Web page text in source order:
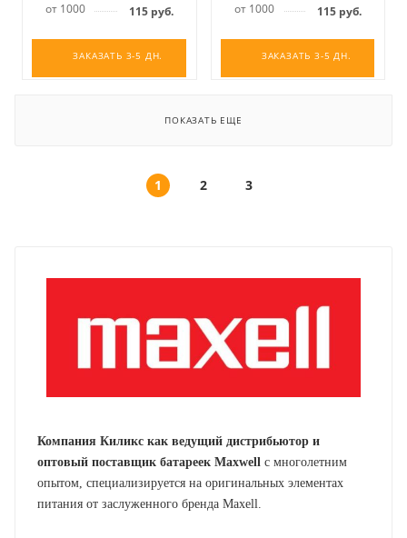
от 1000
115руб.
ЗАКАЗАТЬ 3-5 ДН.
от 1000
115 руб.
ЗАКАЗАТЬ 3-5 ДН.
ПОКАЗАТЬ ЕЩЕ
1 2 3
Компания Киликс как ведущий дистрибьютор и
оптовый поставщик батареек Maxwell с многолетним
опытом, специализируется на оригинальных элементах
питания от заслуженного бренда Maxell.